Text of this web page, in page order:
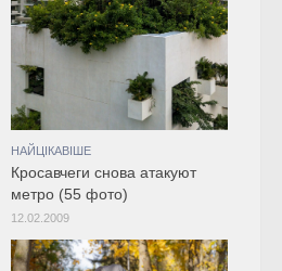
НАЙЦІКАВІШЕ
Кросавчеги снова атакуют
метро (55 фото)
12.02.2009